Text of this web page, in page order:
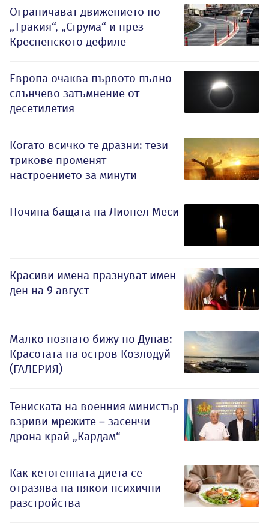
Ограничават движението по
„Тракия“, „Струма“ и през
Кресненското дефиле
Европа очаква първото пълно
слънчево затъмнение от
десетилетия
Когато всичко те дразни: тези
трикове променят
настроението за минути
Почина бащата на Лионел Меси
Красиви имена празнуват имен
ден на 9 август
Малко познато бижу по Дунав:
Красотата на остров Козлодуй
(ГАЛЕРИЯ)
Тениската на военния министър
взриви мрежите – засенчи
дрона край „Кардам“
Как кетогенната диета се
отразява на някои психични
разстройства